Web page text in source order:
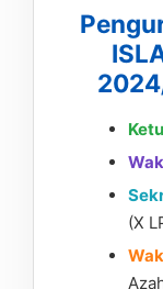
(X